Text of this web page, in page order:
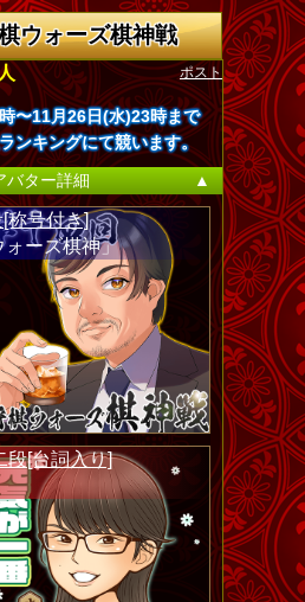
ウォーズ棋神戦
ポスト
〜11月26日(水)23時まで
ンキングにて競います。
バター詳細
▲
[称号付き]
ォーズ棋神」
段[台詞入り]